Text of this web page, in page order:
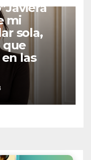
mi
sola,
que
las